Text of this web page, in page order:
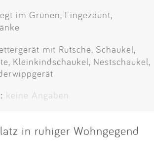
im Grünen, Eingezäunt,
mit Rutsche, Schaukel,
Kleinkindschaukel, Nestschaukel,
keine Angaben
in ruhiger Wohngegend